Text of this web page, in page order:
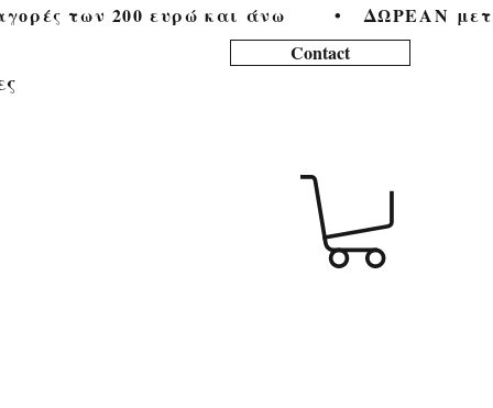
των 200 ευρώ και άνω        •
Contact